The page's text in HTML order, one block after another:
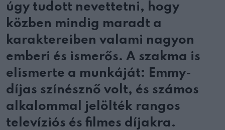
úgy tudott nevettetni, hogy
közben mindig maradt a
karaktereiben valami nagyon
emberi és ismerős. A szakma is
elismerte a munkáját: Emmy-
díjas színésznő volt, és számos
alkalommal jelölték rangos
televíziós és filmes díjakra.